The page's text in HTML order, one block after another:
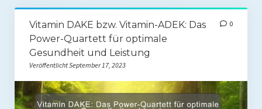
Abnehmen mit Paleo
Zunehmen mit Paleo
Paleo Gehirn-Pflege
Vitamin DAKE bzw. Vitamin-ADEK: Das
Power-Quartett für optimale
Gesundheit und Leistung
Veröffentlicht September 17, 2023
0